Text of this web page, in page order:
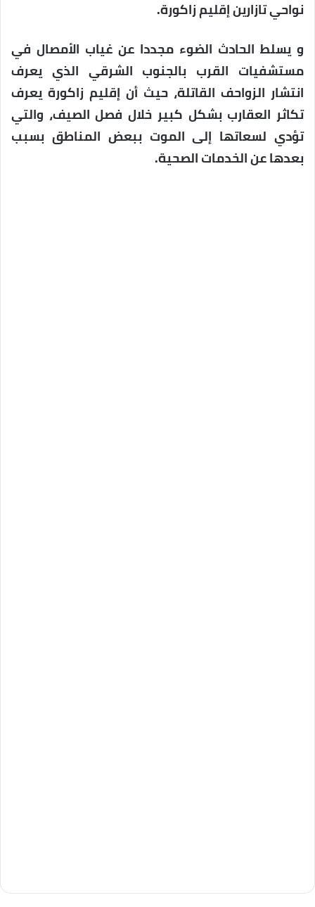
نواحي تازارين إقليم زاكورة.
و يسلط الحادث الضوء مجددا عن غياب الأمصال في
مستشفيات القرب بالجنوب الشرقي الذي يعرف
انتشار الزواحف القاتلة، حيث أن إقليم زاكورة يعرف
تكاثر العقارب بشكل كبير خلال فصل الصيف، والتي
تؤدي لسعاتها إلى الموت ببعض المناطق بسبب
بعدها عن الخدمات الصحية.